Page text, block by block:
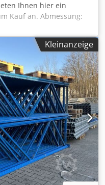
Ihnen hier ein
Kauf an. Abmessung:
mm Tiefe: ca. 1.000 mm
Hersteller: SSI
sind enthalten:
Materialfarbe: sendz.
Agtjf
u. Diagonalstreben,
( geschraubtes
gebraucht
140 x 50 mm lichte
gebraucht
Bilder dienen zur
Materialfarbe kann
werden
Werkbankständer sind
beträgt in der Regel ca.
Kleinanzeige